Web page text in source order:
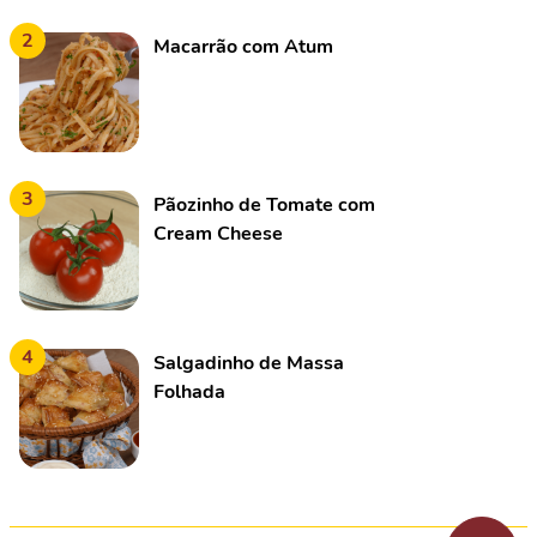
2 Macarrão com Atum
3
Pãozinho de Tomate com
Cream Cheese
4
Salgadinho de Massa
Folhada